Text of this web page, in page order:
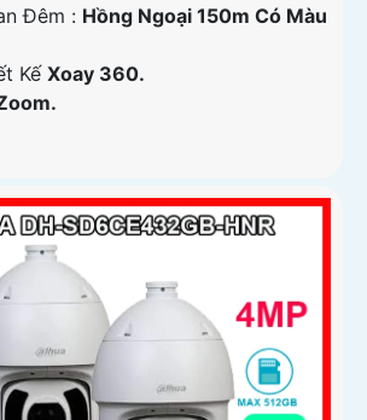
Đêm : Hồng Ngoại 150m Có Màu
Kế Xoay 360.